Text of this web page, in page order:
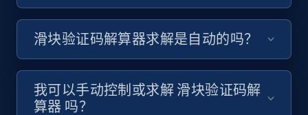
滑块验证码解算器求解是自动的吗？
我可以手动控制或求解 滑块验证码解
算器 吗？